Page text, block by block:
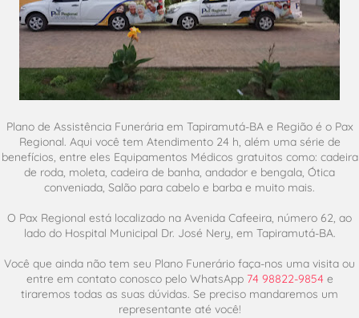
Plano de Assistência Funerária em Tapiramutá-BA e Região é o Pax
Regional. Aqui você tem Atendimento 24 h, além uma série de
benefícios, entre eles Equipamentos Médicos gratuitos como: cadeira
de roda, moleta, cadeira de banha, andador e bengala, Ótica
conveniada, Salão para cabelo e barba e muito mais.
O Pax Regional está localizado na Avenida Cafeeira, número 62, ao
lado do Hospital Municipal Dr. José Nery, em Tapiramutá-BA.
Você que ainda não tem seu Plano Funerário faça-nos uma visita ou
entre em contato conosco pelo WhatsApp 74 98822-9854 e
tiraremos todas as suas dúvidas. Se preciso mandaremos um
representante até você!